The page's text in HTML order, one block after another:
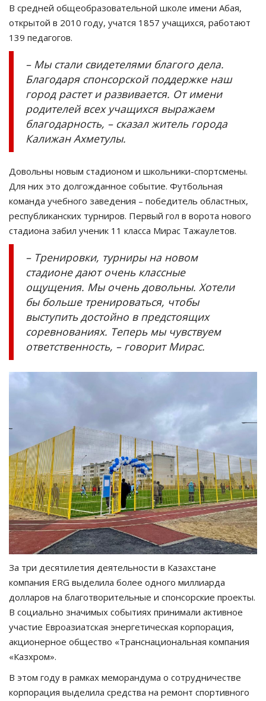
В средней общеобразовательной школе имени Абая,
открытой в 2010 году, учатся 1857 учащихся, работают
139 педагогов.
– Мы стали свидетелями благого дела.
Благодаря спонсорской поддержке наш
город растет и развивается. От имени
родителей всех учащихся выражаем
благодарность, – сказал житель города
Калижан Ахметулы.
Довольны новым стадионом и школьники-спортсмены.
Для них это долгожданное событие. Футбольная
команда учебного заведения – победитель областных,
республиканских турниров. Первый гол в ворота нового
стадиона забил ученик 11 класса Мирас Тажаулетов.
– Тренировки, турниры на новом
стадионе дают очень классные
ощущения. Мы очень довольны. Хотели
бы больше тренироваться, чтобы
выступить достойно в предстоящих
соревнованиях. Теперь мы чувствуем
ответственность, – говорит Мирас.
За три десятилетия деятельности в Казахстане
компания ERG выделила более одного миллиарда
долларов на благотворительные и спонсорские проекты.
В социально значимых событиях принимали активное
участие Евроазиатская энергетическая корпорация,
акционерное общество «Транснациональная компания
«Казхром».
В этом году в рамках меморандума о сотрудничестве
корпорация выделила средства на ремонт спортивного